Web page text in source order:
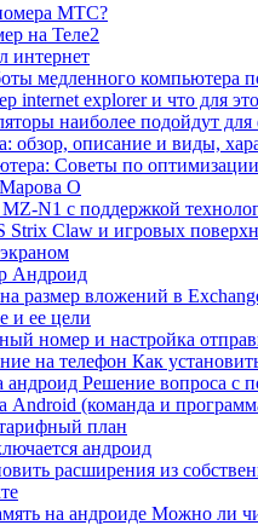
МТС?
на Теле2
интернет
медленного компьютера
internet explorer и что для
наиболее подойдут
обзор, описание и виды,
Советы по оптимизации
О
N1 с поддержкой
Claw и игровых
Андроид
размер вложений в
и ее цели
номер и настройка
на телефон Как
андроид Решение вопроса с
(команда и
план
андроид
расширения из
на андроиде Можно ли